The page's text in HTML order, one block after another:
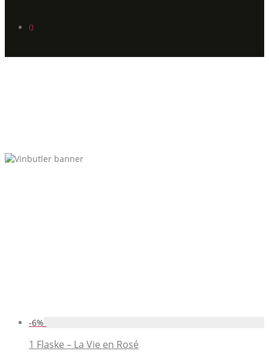
0
-6%
1 Flaske – La Vie en Rosé